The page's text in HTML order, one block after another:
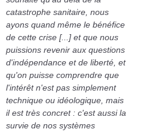
catastrophe sanitaire, nous
ayons quand même le bénéfice
de cette crise [...] et que nous
puissions revenir aux questions
d'indépendance et de liberté, et
qu'on puisse comprendre que
l'intérêt n'est pas simplement
technique ou idéologique, mais
il est très concret : c'est aussi la
survie de nos systèmes